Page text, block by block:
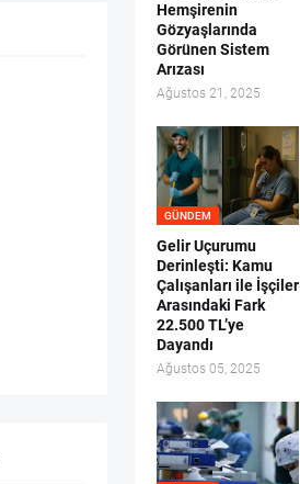
Hemşirenin
Gözyaşlarında
Görünen Sistem
Arızası
Ağustos 21, 2025
GÜNDEM
Gelir Uçurumu
Derinleşti: Kamu
Çalışanları ile İşçiler
Arasındaki Fark
22.500 TL’ye
Dayandı
Ağustos 05, 2025